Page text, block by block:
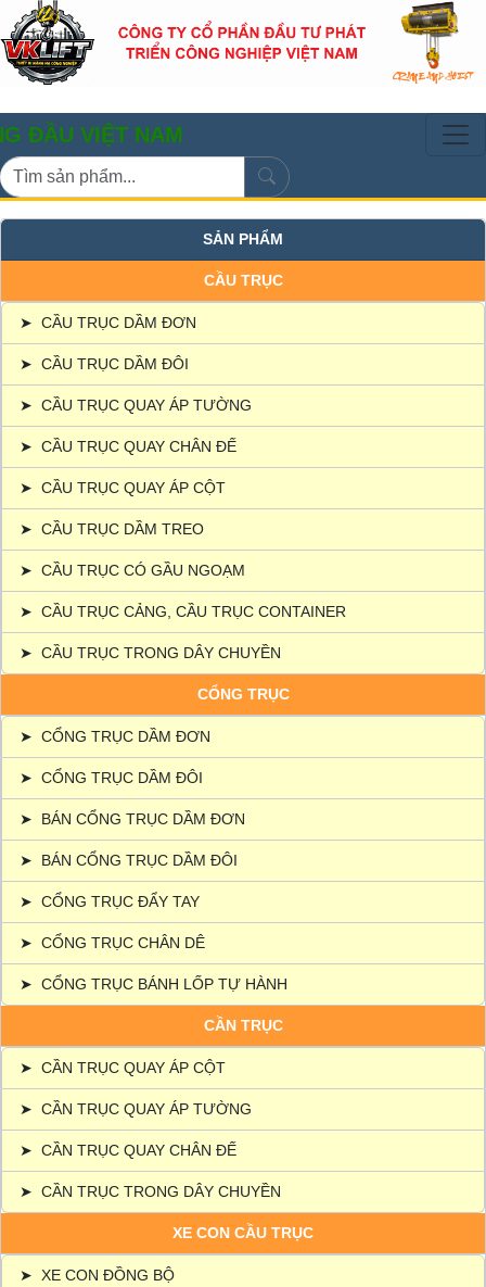
NAM
SẢN PHẨM
CẦU TRỤC
➤ CẦU TRỤC DẦM ĐƠN
➤ CẦU TRỤC DẦM ĐÔI
➤ CẦU TRỤC QUAY ÁP TƯỜNG
➤ CẦU TRỤC QUAY CHÂN ĐẾ
➤ CẦU TRỤC QUAY ÁP CỘT
➤ CẦU TRỤC DẦM TREO
➤ CẦU TRỤC CÓ GẦU NGOẠM
➤ CẦU TRỤC CẢNG, CẦU TRỤC CONTAINER
➤ CẦU TRỤC TRONG DÂY CHUYỀN
CỔNG TRỤC
➤ CỔNG TRỤC DẦM ĐƠN
➤ CỔNG TRỤC DẦM ĐÔI
➤ BÁN CỔNG TRỤC DẦM ĐƠN
➤ BÁN CỔNG TRỤC DẦM ĐÔI
➤ CỔNG TRỤC ĐẨY TAY
➤ CỔNG TRỤC CHÂN DÊ
➤ CỔNG TRỤC BÁNH LỐP TỰ HÀNH
CẦN TRỤC
➤ CẦN TRỤC QUAY ÁP CỘT
➤ CẦN TRỤC QUAY ÁP TƯỜNG
➤ CẦN TRỤC QUAY CHÂN ĐẾ
➤ CẦN TRỤC TRONG DÂY CHUYỀN
XE CON CẦU TRỤC
➤ XE CON ĐỒNG BỘ